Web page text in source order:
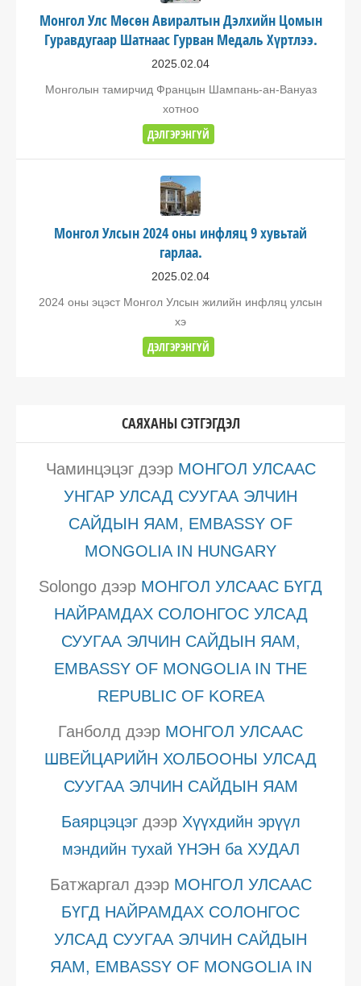
Монгол Улс Мөсөн Авиралтын Дэлхийн Цомын
Гуравдугаар Шатнаас Гурван Медаль Хүртлээ.
2025.02.04
Монголын тамирчид Францын Шампань-ан-Вануаз
хотноо
ДЭЛГЭРЭНГҮЙ
Монгол Улсын 2024 оны инфляц 9 хувьтай
гарлаа.
2025.02.04
2024 оны эцэст Монгол Улсын жилийн инфляц улсын
хэ
ДЭЛГЭРЭНГҮЙ
САЯХАНЫ СЭТГЭГДЭЛ
Чаминцэцэгдээр МОНГОЛ УЛСААС
УНГАР УЛСАД СУУГАА ЭЛЧИН
САЙДЫН ЯАМ, EMBASSY OF
MONGOLIA IN HUNGARY
Solongo дээр МОНГОЛ УЛСААС БҮГД
НАЙРАМДАХ СОЛОНГОС УЛСАД
СУУГАА ЭЛЧИН САЙДЫН ЯАМ,
EMBASSY OF MONGOLIA IN THE
REPUBLIC OF KOREA
Ганболд дээр МОНГОЛ УЛСААС
ШВЕЙЦАРИЙН ХОЛБООНЫ УЛСАД
СУУГАА ЭЛЧИН САЙДЫН ЯАМ
Баярцэцэгдээр Хүүхдийн эрүүл
мэндийн тухай ҮНЭН ба ХУДАЛ
Батжаргал дээр МОНГОЛ УЛСААС
БҮГД НАЙРАМДАХ СОЛОНГОС
УЛСАД СУУГАА ЭЛЧИН САЙДЫН
ЯАМ, EMBASSY OF MONGOLIA IN